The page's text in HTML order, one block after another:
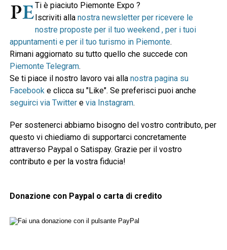
Ti è piaciuto Piemonte Expo ?
Iscriviti alla nostra newsletter per ricevere le
nostre proposte per il tuo weekend , per i tuoi
appuntamenti e per il tuo turismo in Piemonte.
Rimani aggiornato su tutto quello che succede con
Piemonte Telegram.
Se ti piace il nostro lavoro vai alla nostra pagina su
Facebooke clicca su "Like". Se preferisci puoi anche
seguirci via Twittere via Instagram.
Per sostenerci abbiamo bisogno del vostro contributo, per
questo vi chiediamo di supportarci concretamente
attraverso Paypal o Satispay. Grazie per il vostro
contributo e per la vostra fiducia!
Donazione con Paypal o carta di credito